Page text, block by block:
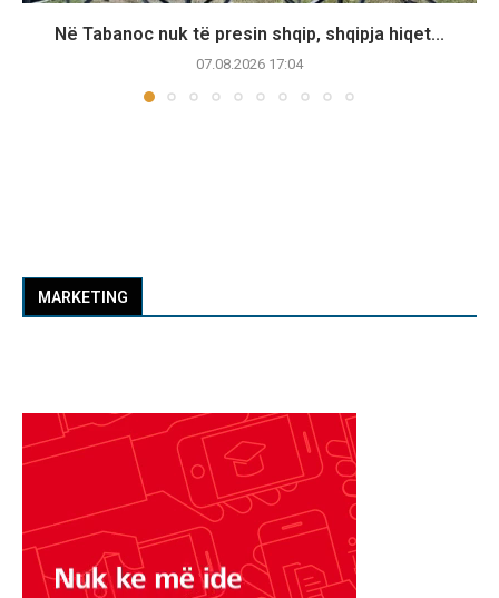
Në Tabanoc nuk të presin shqip, shqipja hiqet...
07.08.2026 17:04
MARKETING